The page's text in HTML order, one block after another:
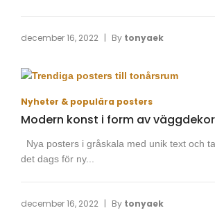
december 16, 2022 | By tonyaek
Nyheter & populära posters
Modern konst i form av
Nya posters i gråskala med unik text och
det dags för ny...
december 16, 2022 | By tonyaek